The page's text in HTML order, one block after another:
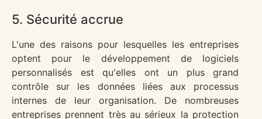
5. Sécurité accrue
L'une des raisons pour lesquelles les entreprises
optent pour le développement de logiciels
personnalisés est qu'elles ont un plus grand
contrôle sur les données liées aux processus
internes de leur organisation. De nombreuses
entreprises prennent très au sérieux la protection